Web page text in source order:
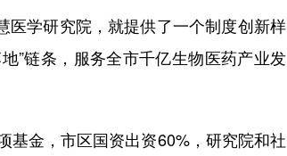
医学研究院，就提供了一个制度创新样
链条，服务全市千亿生物医药产业发
基金，市区国资出资60%，研究院和社